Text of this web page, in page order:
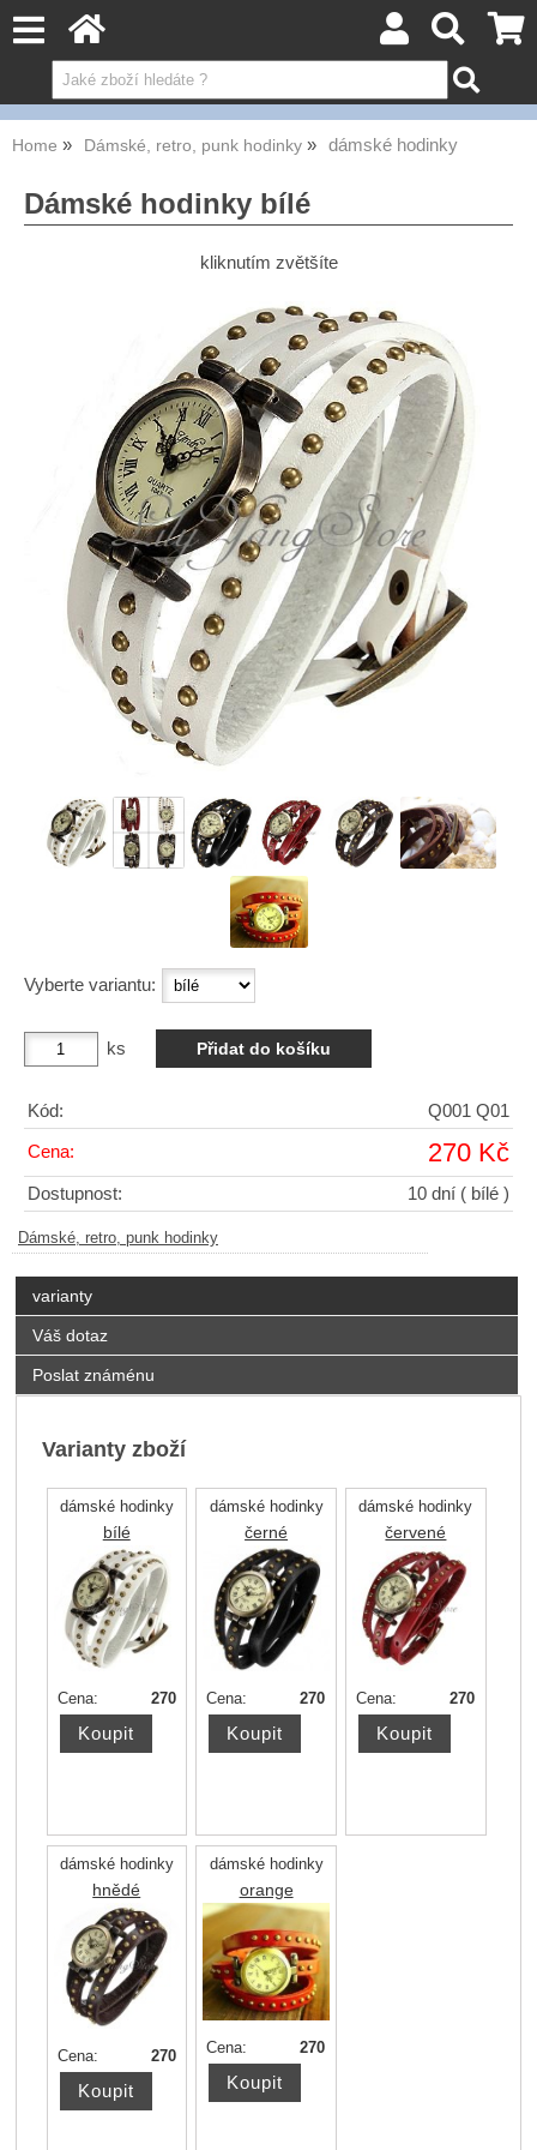
Home Dámské, retro, punk hodinky dámské hodinky
Dámské hodinky bílé
kliknutím zvětšíte
Vyberte variantu:
ks
Kód: Q001 Q01
Cena: 270 Kč
Dostupnost: 10 dní ( bílé )
Dámské, retro, punk hodinky
varianty
Váš dotaz
Poslat známénu
Varianty zboží
dámské hodinky
bílé
Cena: 270
dámské hodinky
černé
Cena: 270
dámské hodinky
červené
Cena: 270
dámské hodinky
hnědé
Cena: 270
dámské hodinky
orange
Cena: 270